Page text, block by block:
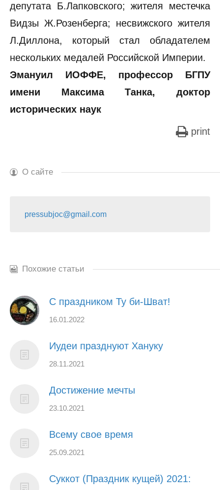
депутата Б.Лапковского; жителя местечка
Видзы Ж.Розенберга; несвижского жителя
Л.Диллона, который стал обладателем
нескольких медалей Российской Империи.
Эмануил ИОФФЕ, профессор БГПУ
имени Максима Танка, доктор
исторических наук
print
О сайте
pressubjoc@gmail.com
Похожие статьи
С праздником Ту би-Шват!
16.01.2022
Иудеи празднуют Хануку
28.11.2021
Достижение мечты
23.10.2021
Всему свое время
25.09.2021
Суккот (Праздник кущей) 2021: